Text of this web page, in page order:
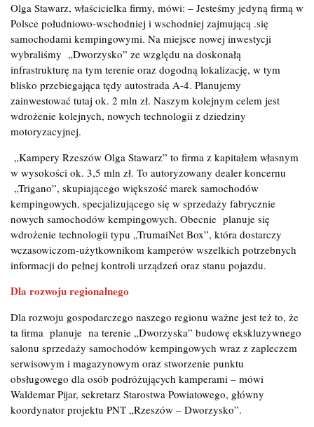
Olga Stawarz, właścicielka firmy, mówi: – Jesteśmy jedyną firmą w
Polsce południowo-wschodniej i wschodniej zajmującą .się
samochodami kempingowymi. Na miejsce nowej inwestycji
wybraliśmy „Dworzysko” ze względu na doskonałą
infrastrukturę na tym terenie oraz dogodną lokalizację, w tym
blisko przebiegająca tędy autostrada A-4. Planujemy
zainwestować tutaj ok. 2 mln zł. Naszym kolejnym celem jest
wdrożenie kolejnych, nowych technologii z dziedziny
motoryzacyjnej.
„Kampery Rzeszów Olga Stawarz” to firma z kapitałem własnym
w wysokości ok. 3,5 mln zł. To autoryzowany dealer koncernu
„Trigano”, skupiającego większość marek samochodów
kempingowych, specjalizującego się w sprzedaży fabrycznie
nowych samochodów kempingowych. Obecnie planuje się
wdrożenie technologii typu „TrumaiNet Box”, która dostarczy
wczasowiczom-użytkownikom kamperów wszelkich potrzebnych
informacji do pełnej kontroli urządzeń oraz stanu pojazdu.
Dla rozwoju regionalnego
Dla rozwoju gospodarczego naszego regionu ważne jest też to, że
ta firma planuje na terenie „Dworzyska” budowę ekskluzywnego
salonu sprzedaży samochodów kempingowych wraz z zapleczem
serwisowym i magazynowym oraz stworzenie punktu
obsługowego dla osób podróżujących kamperami – mówi
Waldemar Pijar, sekretarz Starostwa Powiatowego, główny
koordynator projektu PNT „Rzeszów – Dworzysko”.